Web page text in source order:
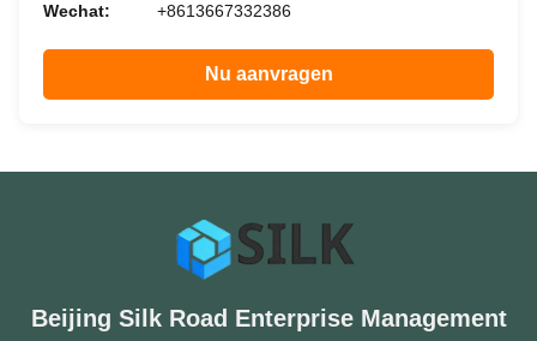
Wechat: +8613667332386
Nu aanvragen
Beijing Silk Road Enterprise Management